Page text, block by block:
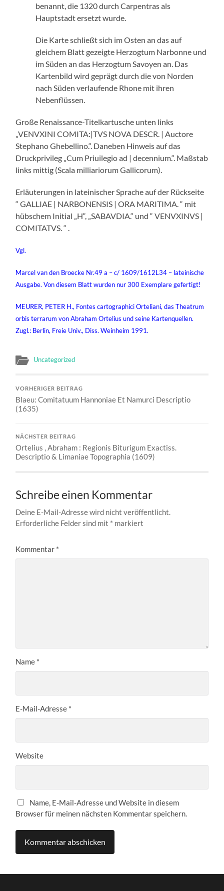
benannt, die 1320 durch Carpentras als
Hauptstadt ersetzt wurde.
Die Karte schließt sich im Osten an das auf
gleichem Blatt gezeigte Herzogtum Narbonne und
im Süden an das Herzogtum Savoyen an. Das
Kartenbild wird geprägt durch die von Norden
nach Süden verlaufende Rhone mit ihren
Nebenflüssen.
Große Renaissance-Titelkartusche unten links
„VENVXINI COMITA:|TVS NOVA DESCR. | Auctore
Stephano Ghebellino.“. Daneben Hinweis auf das
Druckprivileg „Cum Priuilegio ad | decennium.“. Maßstab
links mittig (Scala milliariorum Gallicorum).
Erläuterungen in lateinischer Sprache auf der Rückseite
“ GALLIAE | NARBONENSIS | ORA MARITIMA. “ mit
hübschem Initial „H“, „SABAVDIA.“ und “ VENVXINVS |
COMITATVS. “ .
Vgl.
Marcel van den Broecke Nr.49 a – c/ 1609/1612L34 – lateinische
Ausgabe. Von diesem Blatt wurden nur 300 Exemplare gefertigt!
MEURER, PETER H., Fontes cartographici Orteliani, das Theatrum
orbis terrarum von Abraham Ortelius und seine Kartenquellen.
Zugl.: Berlin, Freie Univ., Diss. Weinheim 1991.
Uncategorized
VORHERIGER BEITRAG
Blaeu: Comitatuum Hannoniae Et Namurci Descriptio
(1635)
NÄCHSTER BEITRAG
Ortelius , Abraham : Regionis Biturigum Exactiss.
Descriptio & Limaniae Topographia (1609)
Schreibe einen Kommentar
Deine E-Mail-Adresse wird nicht veröffentlicht.
Erforderliche Felder sind mit * markiert
Kommentar *
Name *
E-Mail-Adresse *
Website
Name, E-Mail-Adresse und Website in diesem
Browser für meinen nächsten Kommentar speichern.